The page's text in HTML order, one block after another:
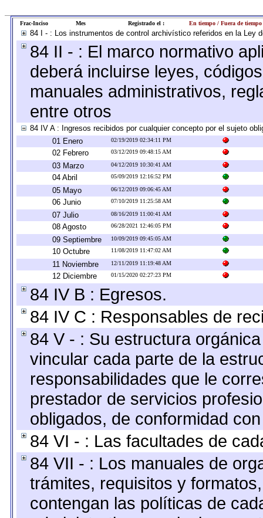
Frac-Inciso Mes Registrado el : En tiempo / Fuera de tiempo
84 I - : Los instrumentos de control archivístico referidos en la Ley
84 II - : El marco normativo
deberá incluirse leyes,
manuales administrativos,
entre otros
84 IV A : Ingresos recibidos por cualquier concepto por el sujeto
01 Enero
02/19/2019 02:34:11 PM
02 Febrero 03/12/2019 09:48:15 AM
03 Marzo 04/12/2019 10:30:41 AM
04 Abril 05/09/2019 12:16:52 PM
05 Mayo 06/12/2019 09:06:45 AM
06 Junio 07/10/2019 11:25:58 AM
07 Julio 08/16/2019 11:00:41 AM
08 Agosto 06/28/2021 12:46:05 PM
09 Septiembre 10/09/2019 09:45:05 AM
10 Octubre 11/08/2019 11:47:02 AM
11 Noviembre 12/11/2019 11:19:48 AM
12 Diciembre 01/15/2020 02:27:23 PM
84 IV B : Egresos.
84 IV C : Responsables de
84 V - : Su estructura
vincular cada parte de la
responsabilidades que le
prestador de servicios
obligados, de conformidad
84 VI - : Las facultades de
84 VII - : Los manuales de
trámites, requisitos y
contengan las políticas de